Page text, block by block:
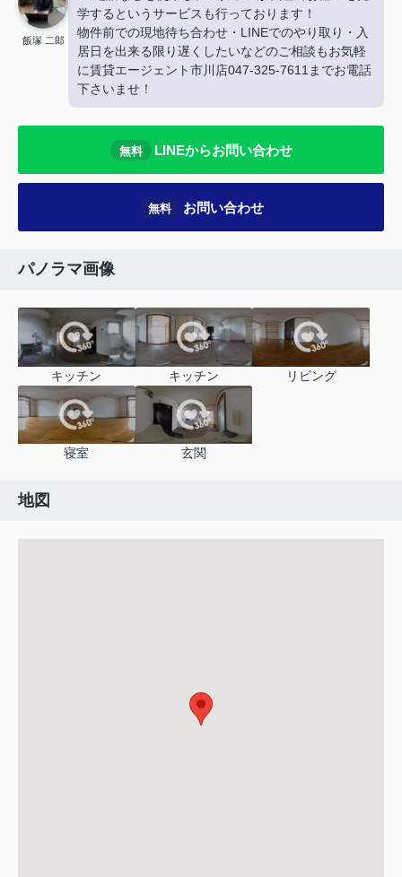
飯塚 二郎
学するというサービスも行っております！
物件前での現地待ち合わせ・LINEでのやり取り・入
居日を出来る限り遅くしたいなどのご相談もお気軽
に賃貸エージェント市川店047-325-7611までお電話
下さいませ！
無料 LINEからお問い合わせ
無料 お問い合わせ
パノラマ画像
キッチン キッチン リビング
寝室 玄関
地図